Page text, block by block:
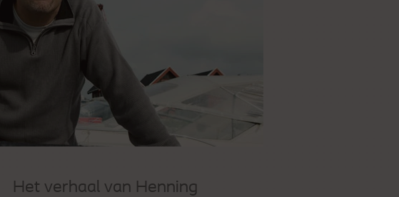
Het verhaal van Henning